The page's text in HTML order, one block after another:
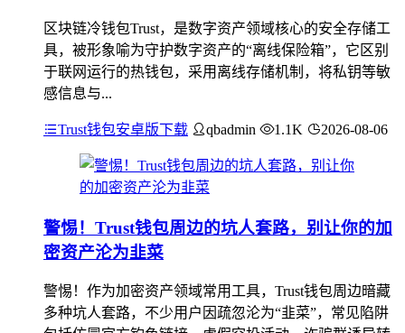
区块链冷钱包Trust，是数字资产领域核心的安全存储工
具，被形象喻为守护数字资产的“离线保险箱”，它区别
于联网运行的热钱包，采用离线存储机制，将私钥等敏
感信息与...
Trust钱包安卓版下载 qbadmin 1.1K 2026-08-06
警惕！Trust钱包周边的坑人套路，别让你的加
密资产沦为韭菜
警惕！作为加密资产领域常用工具，Trust钱包周边暗藏
多种坑人套路，不少用户因疏忽沦为“韭菜”，常见陷阱